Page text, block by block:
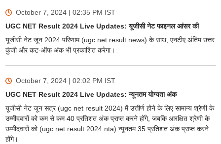
October 7, 2024 | 02:35 PM IST
UGC NET Result 2024 Live Updates: यूजीसी नेट फाइनल आंसर की
यूजीसी नेट जून 2024 परिणाम (ugc net result news) के साथ, एनटीए अंतिम उत्तर
कुंजी और कट-ऑफ अंक भी प्रकाशित करेगा।
October 7, 2024 | 02:02 PM IST
UGC NET Result 2024 Live Updates: न्यूनतम योग्यता अंक
यूजीसी नेट जून सत्र (ugc net result 2024) में उत्तीर्ण होने के लिए सामान्य श्रेणी के
उम्मीदवारों को कम से कम 40 प्रतिशत अंक प्राप्त करने होंगे, जबकि आरक्षित श्रेणी के
उम्मीदवारों को (ugc net result 2024 nta) न्यूनतम 35 प्रतिशत अंक प्राप्त करने
होंगे।